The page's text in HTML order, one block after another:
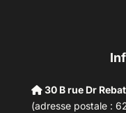
30 B rue Dr
(adresse postale :